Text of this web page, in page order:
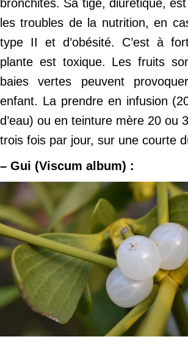
bronchites. Sa tige, diurétique,
les troubles de la nutrition, en
type II et d’obésité. C’est à
plante est toxique. Les fruits
baies vertes peuvent
enfant. La prendre en infusion
d’eau) ou en teinture mère 20 ou
trois fois par jour, sur une courte
– Gui (Viscum album) :